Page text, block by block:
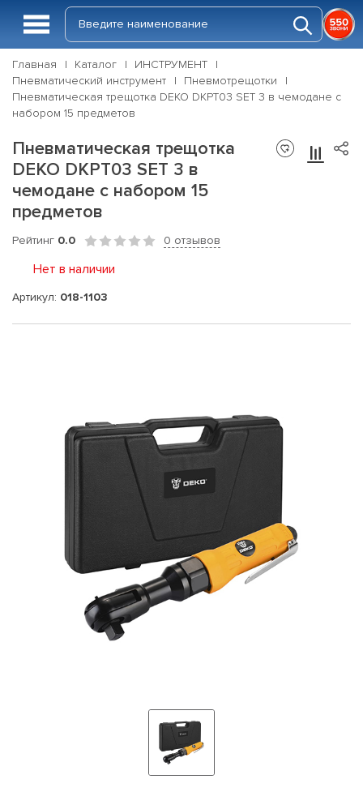
Главная Каталог
ИНСТРУМЕНТ
Пневматический инструмент
Пневмотрещотки
Пневматическая трещотка DEKO DKPT03 SET 3 в чемодане с
набором 15 предметов
Пневматическая трещотка
DEKO DKPT03 SET 3 в
чемодане с набором 15
предметов
Рейтинг 0.0 0 отзывов
Нет в наличии
Артикул: 018-1103